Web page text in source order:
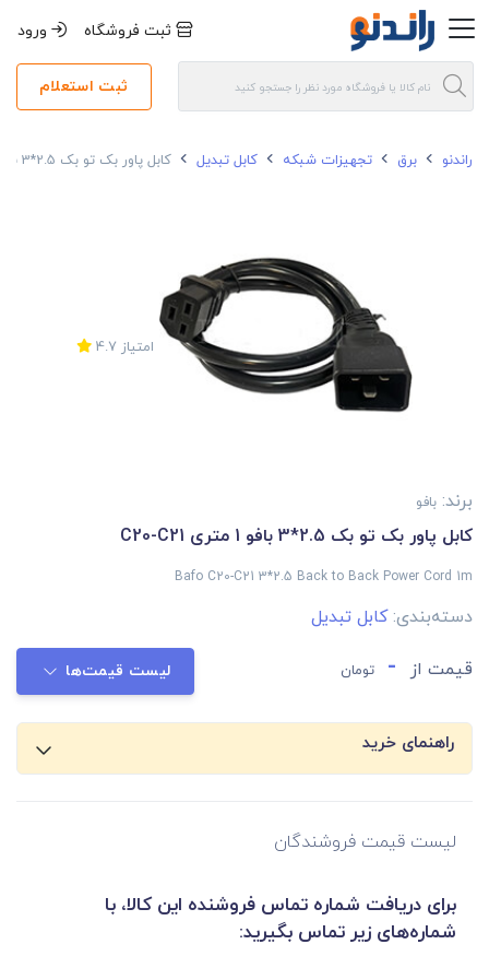
ثبت فروشگاه ورود
ثبت استعلام
راندنو برق تجهیزات شبکه کابل تبدیل کابل پاور بک تو بک 2.5*3 بافو 1 متری C20-C21
امتیاز 4.7
برند: بافو
کابل پاور بک تو بک 2.5*3 بافو 1 متری C20-C21
Bafo C20-C21 3*2.5 Back to Back Power Cord 1m
دسته‌بندی:کابل تبدیل
قیمت از - تومان لیست قیمت‌ها
راهنمای خرید
لیست قیمت فروشندگان
برای دریافت شماره تماس فروشنده این کالا، با
شماره‌های زیر تماس بگیرید: